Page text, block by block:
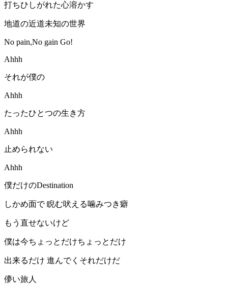
打ちひしがれた心溶かす
地道の近道未知の世界
No pain,No gain Go!
Ahhh
それが僕の
Ahhh
たったひとつの生き方
Ahhh
止められない
Ahhh
僕だけのDestination
しかめ面で 睨む吠える噛みつき癖
もう直せないけど
僕は今ちょっとだけちょっとだけ
出来るだけ 進んでくそれだけだ
儚い旅人